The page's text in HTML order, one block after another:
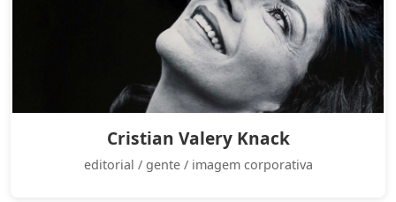
Cristian Valery Knack
editorial / gente / imagem corporativa